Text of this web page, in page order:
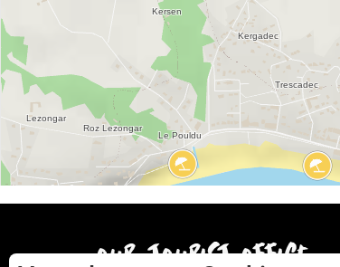
our tourist office